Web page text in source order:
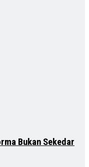
Bukan Sekedar